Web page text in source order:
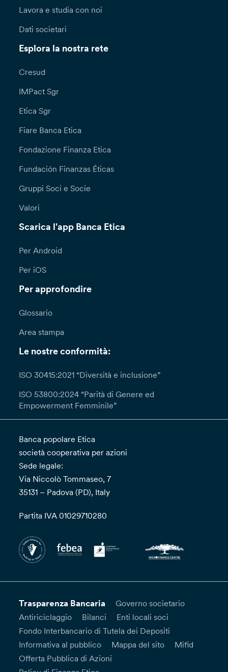
Lavora e studia con noi
Dati societari
Esplora la nostra rete
Cresud
IMPact Sgr
Etica Sgr
Fiare Banca Etica
Fondazione Finanza Etica
Fundación Finanzas Éticas
Gruppi Soci e Socie
Valori
Scarica l'app Banca Etica
Per Android
Per iOS
Per approfondire
Glossario
Area stampa
Le nostre conformità:
ISO 30415:2021 “Diversità e inclusione”
ISO 53800:2024 “Parità di Genere ed
Empowerment Femminile”
Banca popolare Etica
società cooperativa per azioni
Sede legale:
Via Niccolò Tommaseo, 7
35131 – Padova (PD), Italy
Partita IVA 01029710280
Trasparenza Bancaria
Governo societario
Antiriciclaggio
Bilanci
Enti locali soci
Fondo Interbancario di Tutela dei Depositi
Informativa al pubblico
Mappa del sito
Mifid
Offerta Pubblica di Azioni